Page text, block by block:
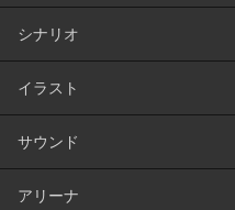
シナリオ
イラスト
サウンド
アリーナ